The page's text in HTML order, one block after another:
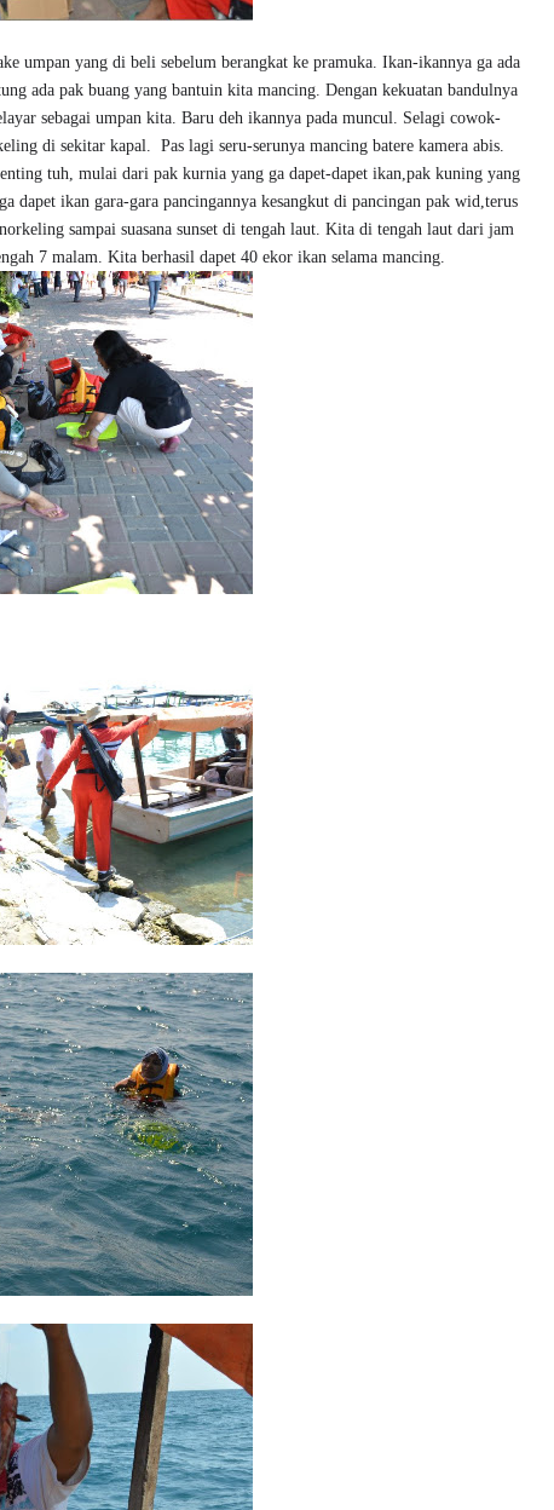
umpan yang di beli sebelum berangkat ke pramuka. Ikan-ikannya ga ada
ada pak buang yang bantuin kita mancing. Dengan kekuatan bandulnya
sebagai umpan kita. Baru deh ikannya pada muncul. Selagi cowok-
di sekitar kapal. Pas lagi seru-serunya mancing batere kamera abis.
tuh, mulai dari pak kurnia yang ga dapet-dapet ikan,pak kuning yang
dapet ikan gara-gara pancingannya kesangkut di pancingan pak wid,terus
sampai suasana sunset di tengah laut. Kita di tengah laut dari jam
7 malam. Kita berhasil dapet 40 ekor ikan selama mancing.